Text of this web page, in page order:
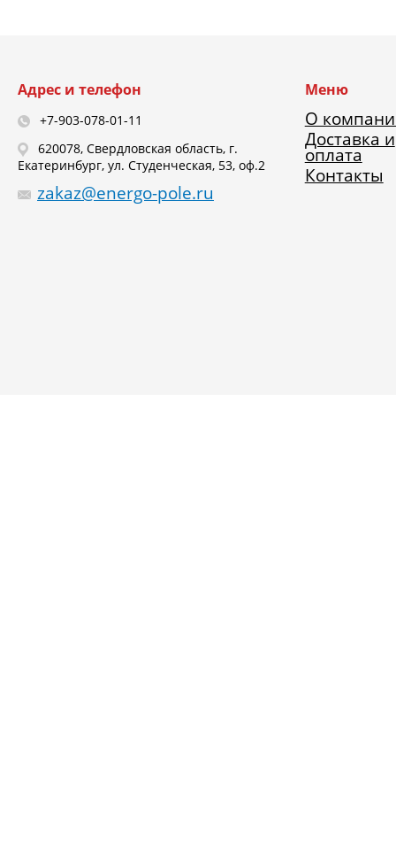
Адрес и телефон
+7-903-078-01-11
620078, Свердловская область, г.
Екатеринбург, ул. Студенческая, 53, оф.2
zakaz@energo-pole.ru
Меню
О
Доставка и
оплата
Контакты